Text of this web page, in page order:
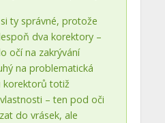
ty správné, protože
dva korektory –
očí na zakrývání
na problematická
korektorů totiž
– ten pod oči
do vrásek, ale